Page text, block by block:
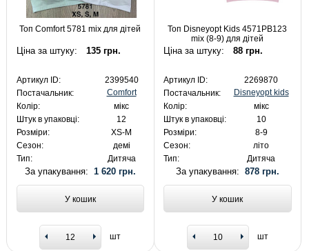
Топ Comfort 5781 mix для дітей
Ціна за штуку: 135 грн.
Артикул ID:
2399540
Постачальник:
Comfort
Колір:
мікс
Штук в упаковці:
12
Розміри:
XS-M
Сезон:
демі
Тип:
Дитяча
За упакування: 1 620 грн.
У кошик
шт
Топ Disneyopt Kids 4571PB123
mix (8-9) для дітей
Ціна за штуку: 88 грн.
Артикул ID:
2269870
Постачальник:
Disneyopt kids
Колір:
мікс
Штук в упаковці:
10
Розміри:
8-9
Сезон:
літо
Тип:
Дитяча
За упакування: 878 грн.
У кошик
шт